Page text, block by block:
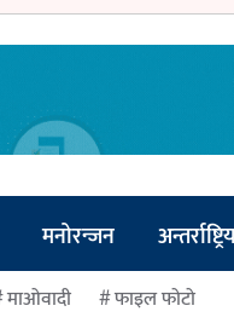
मनोरन्जन
माओवादी फाइल फोटो